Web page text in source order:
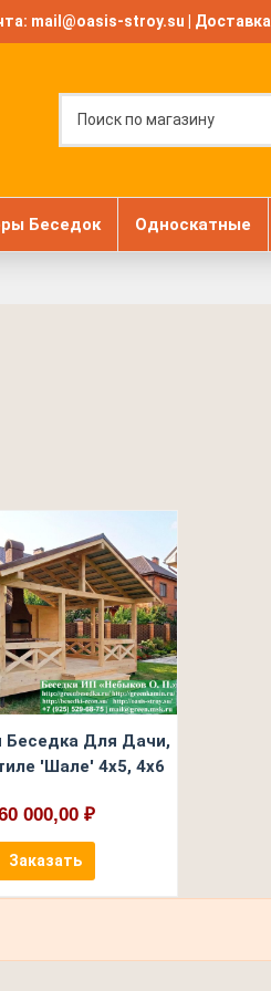
mail@oasis-stroy.su Доставка
Беседок Односкатные
Беседка Для Дачи,
'Шале' 4х5, 4х6
000,00 ₽
Заказать